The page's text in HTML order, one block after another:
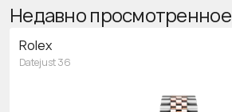
Недавно просмотренное
Rolex
Datejust 36